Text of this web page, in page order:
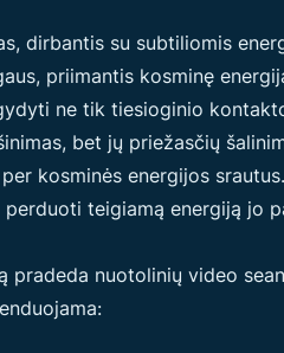
dirbantis su subtiliomis
priimantis kosminę
ne tik tiesioginio
bet jų priežasčių
kosminės energijos
teigiamą energiją jo
pradeda nuotolinių video